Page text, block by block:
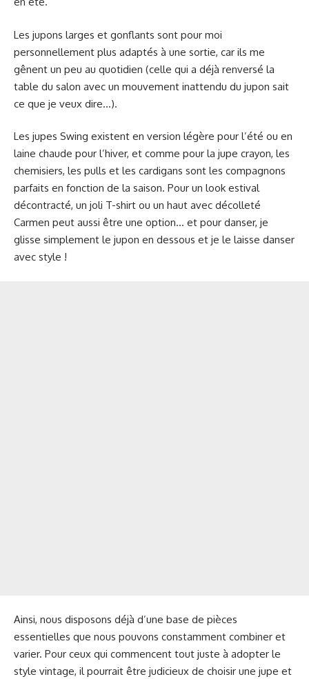
Les jupons larges et gonflants sont pour moi
personnellement plus adaptés à une sortie, car ils me
gênent un peu au quotidien (celle qui a déjà renversé la
table du salon avec un mouvement inattendu du jupon sait
ce que je veux dire…).
Les jupes Swing existent en version légère pour l’été ou en
laine chaude pour l’hiver, et comme pour la jupe crayon, les
chemisiers, les pulls et les cardigans sont les compagnons
parfaits en fonction de la saison. Pour un look estival
décontracté, un joli T-shirt ou un haut avec décolleté
Carmen peut aussi être une option… et pour danser, je
glisse simplement le jupon en dessous et je le laisse danser
avec style !
Ainsi, nous disposons déjà d’une base de pièces
essentielles que nous pouvons constamment combiner et
varier. Pour ceux qui commencent tout juste à adopter le
style vintage, il pourrait être judicieux de choisir une jupe et